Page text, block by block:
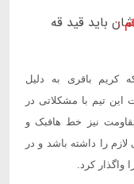
:
کریم باقری به دلیل
تیم با مشکلاتی در
نیز خط هافبک و
را داشته باشد و در
واگذار کرد.